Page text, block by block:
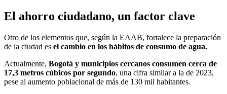
El ahorro ciudadano, un factor clave
Otro de los elementos que, según la EAAB, fortalece la preparación
de la ciudad es el cambio en los hábitos de consumo de agua.
Actualmente, Bogotá y municipios cercanos consumen cerca de
17,3 metros cúbicos por segundo, una cifra similar a la de 2023,
pese al aumento poblacional de más de 130 mil habitantes.